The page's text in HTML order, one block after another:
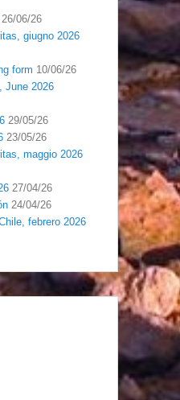
26/06/26
giugno 2026
form 10/06/26
June 2026
29/05/26
23/05/26
maggio 2026
27/04/26
24/04/26
febrero 2026